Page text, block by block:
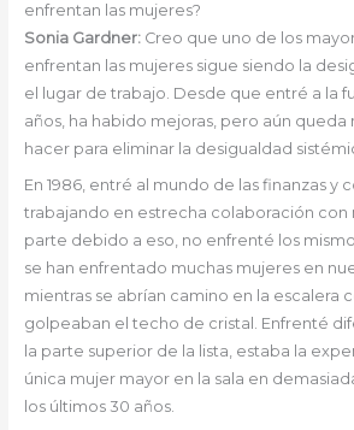
enfrentan las mujeres?
Sonia Gardner:Creo que uno de los
enfrentan las mujeres sigue siendo la
el lugar de trabajo. Desde que entré a la
años, ha habido mejoras, pero aún
hacer para eliminar la desigualdad
En 1986, entré al mundo de las finanzas y
trabajando en estrecha colaboración con
parte debido a eso, no enfrenté los
se han enfrentado muchas mujeres en
mientras se abrían camino en la escalera
golpeaban el techo de cristal. Enfrenté
la parte superior de la lista, estaba la
única mujer mayor en la sala en
los últimos 30 años.